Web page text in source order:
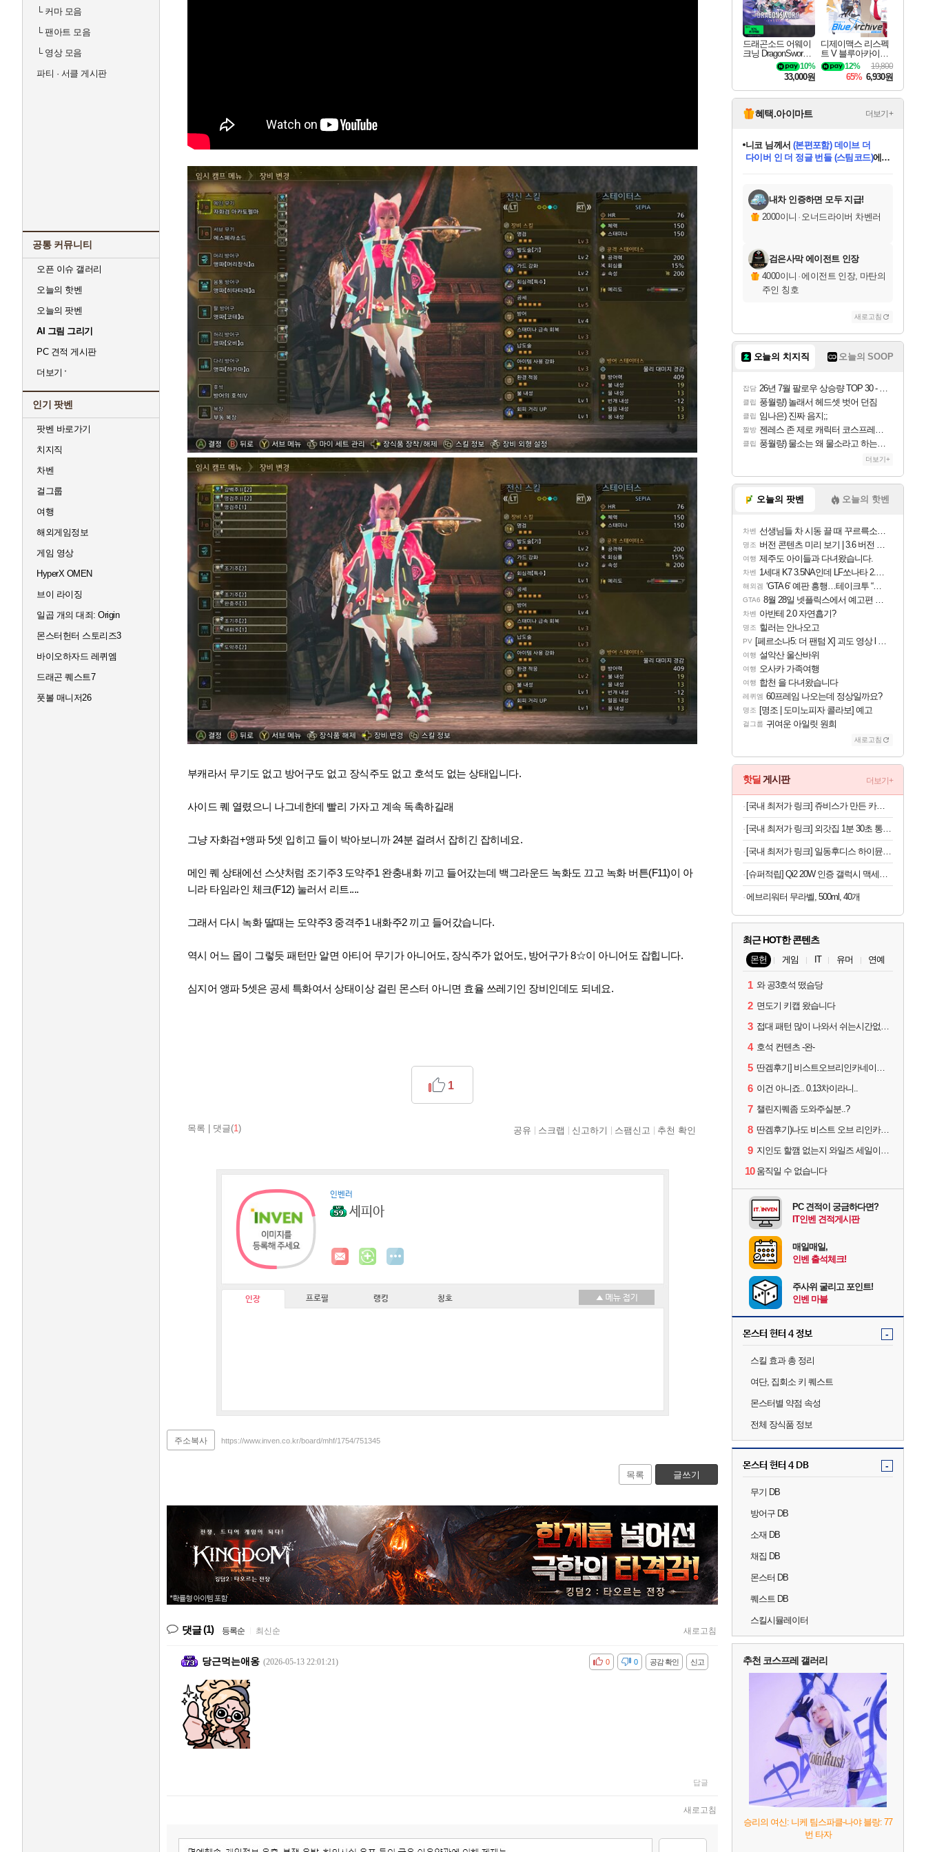
└커마 모음
└팬아트 모음
└영상 모음
파티 · 서클 게시판
공통 커뮤니티
오픈 이슈 갤러리
오늘의 핫벤
오늘의 팟벤
AI 그림 그리기
PC 견적 게시판
더보기
인기 팟벤
팟벤 바로가기
치지직
차벤
걸그룹
여행
해외게임정보
게임 영상
HyperX OMEN
브이 라이징
일곱 개의 대죄: Origin
몬스터헌터 스토리즈3
바이오하자드 레퀴엠
드래곤 퀘스트7
풋볼 매니저26
부캐라서 무기도 없고 방어구도 없고 장식주도 없고 호석도 없는 상태입니다.
사이드 퀘 열렸으니 나그네한데 빨리 가자고 계속 독촉하길래
그냥 자화검+앵파 5셋 입히고 들이 박아보니까 24분 걸려서 잡히긴 잡히네요.
메인 퀘 상태에선 스샷처럼 조기주3 도약주1 완충내화 끼고 들어갔는데 백그라운드 녹화도 끄고 녹화 버튼(F11)이 아
니라 타임라인 체크(F12) 눌러서 리트....
그래서 다시 녹화 딸때는 도약주3 중격주1 내화주2 끼고 들어갔습니다.
역시 어느 몹이 그렇듯 패턴만 알면 아티어 무기가 아니어도, 장식주가 없어도, 방어구가 8☆이 아니어도 잡힙니다.
심지어 앵파 5셋은 공세 특화여서 상태이상 걸린 몬스터 아니면 효율 쓰레기인 장비인데도 되네요.
목록 댓글(1)
1
공유 스크랩 신고하기 스팸신고 추천 확인
인벤러
세피아
인장 프로필 랭킹 칭호
주소복사 https://www.inven.co.kr/board/mhf/1754/751345
목록 글쓰기
댓글(1) 등록순 최신순 새로고침
당근먹는애옹 (2026-05-13 22:01:21) 신고
공감 확인
비공감 0
0
답글
새로고침
드래곤소드 어웨이
크닝 DragonSword A
10%
33,000원
디제이맥스 리스펙
트 V 블루아카이브
팩 DJMAX RESPE
CT V Blue Archive P
ack DLC
19,800
12%
65% 6,930원
혜택.아이마트 더보기+
교환.
당첨되셨습니다.
니코님께서 (본편포함) 데이브 더
다이버 인 더 정글 번들 (스팀코드)에
당첨되셨습니다.
당첨되셨습니다.
당첨되셨습니다.
당첨되셨습니다.
당첨되셨습니다.
에디션 (스팀코드)를 교환.
당첨되셨습니다.
내차 인증하면 모두 지급!
2000이니 · 오너드라이버 차벤러
검은사막 에이전트 인장
4000이니 ·에이전트 인장, 마탄의
주인 칭호
새로고침
오늘의 치지직 오늘의 SOOP
잡담 26년 7월 팔로우 상승량 TOP 30 - 월간 치지직
클립 풍월량) 놀래서 헤드셋 벗어 던짐
클립 임나은) 진짜 음지;;
짤방 젠레스 존 제로 캐릭터 코스프레한 꽁주
클립 풍월량) 물소는 왜 물소라고 하는거야? 아! 그만 ㅋㅋ 알았어 ㅋㅋ
더보기+
오늘의 팟벤 오늘의 핫벤
차벤 선생님들 차 시동 끌 때 꾸르륵소리나는데
명조 버전 콘텐츠 미리 보기 | 3.6 버전 「신기루 속 등불 그림자, 속세에 깃든 검의 결심」이 8월 20일에 업데이트됩니다!
여행 제주도 아이들과 다녀왔습니다.
차벤 1세대 K7 3.5NA인데 LF쏘나타 2.0NA 기변하면 유류비 절약이 얼마나 될까요..?
해외겜 ‘GTA 6’ 예판 흥행…테이크투 “내부 예상 크게 넘어”
GTA6 8월 28일 넷플릭스에서 예고편 공개 예정
차벤 아반테 2.0 자연흡기?
명조 힐러는 안나오고
PV [페르소나5: 더 팬텀 X] 괴도 영상 l 타카마키 안·댄싱 스타
여행 설악산 울산바위
여행 오사카 가족여행
여행 합천 을 다녀왔습니다
레퀴엠 60프레임 나오는데 정상일까요?
명조 [명조 | 도미노피자 콜라보] 예고
걸그룹 귀여운 아일릿 원희
새로고침
핫딜 게시판 더보기+
[국내 최저가 링크] 쥬비스가 만든 카테킨 450mg, 60정, 3박스
[국내 최저가 링크] 외갓집 1분 30초 통등심 돈까스, 650g, 1팩
[국내 최저가 링크] 일동후디스 하이뮨 프로틴 밸런스 액티브, 바닐라봉봉 제로, 250ml, 18개
[슈퍼적립] Qi2 20W 인증 갤럭시 맥세이프 케이스 에어핏프로 맥핏 블랙, 갤럭시Z 폴드8 울트라
에브리워터 무라벨, 500ml, 40개
최근 HOT한 콘텐츠
몬헌 게임 IT 유머 연예
1 와 공3호석 떴슴당
2 면도기 키캡 왔습니다
3 접대 패턴 많이 나와서 쉬는시간없이 빡딜한것같은데..
4 호석 컨텐츠 -완-
5 딴겜후기] 비스트오브리인카네이션 하...
6 이건 아니죠.. 0.13차이라니..
7 챌린지퀘좀 도와주실분..?
8 딴겜후기)나도 비스트 오브 리인카네이션 후기
9 지인도 할깸 없는지 와일즈 세일이면 txt
10 움직일 수 없습니다
PC 견적이 궁금하다면?
IT인벤 견적게시판
매일매일,
인벤 출석체크!
주사위 굴리고 포인트!
인벤 마블
몬스터 헌터 4 정보 -
스킬 효과 총 정리
여단, 집회소 키 퀘스트
몬스터별 약점 속성
전체 장식품 정보
몬스터 헌터 4 DB -
무기 DB
방어구 DB
소재 DB
채집 DB
몬스터 DB
퀘스트 DB
스킬시뮬레이터
추천 코스프레 갤러리
승리의 여신: 니케 팀스파클-나야 블랑: 77
번 타자